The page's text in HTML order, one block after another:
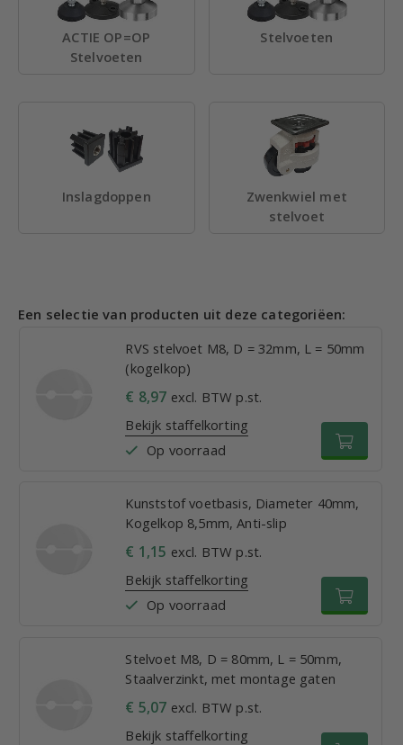
ACTIE OP=OP
Stelvoeten
Stelvoeten
Inslagdoppen
Zwenkwiel met
stelvoet
Een selectie van producten uit deze categoriëen:
RVS stelvoet M8, D = 32mm, L = 50mm
(kogelkop)
€ 8,97 excl. BTW p.st.
Bekijk staffelkorting
Op voorraad
Kunststof voetbasis, Diameter 40mm,
Kogelkop 8,5mm, Anti-slip
€ 1,15 excl. BTW p.st.
Bekijk staffelkorting
Op voorraad
Stelvoet M8, D = 80mm, L = 50mm,
Staalverzinkt, met montage gaten
€ 5,07 excl. BTW p.st.
Bekijk staffelkorting